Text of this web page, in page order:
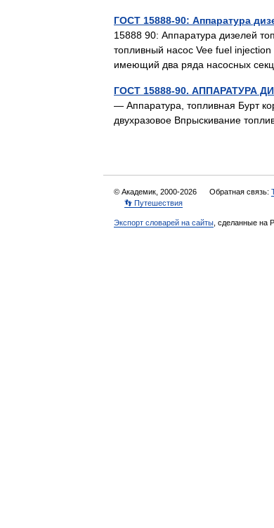
ГОСТ 15888-90: Аппаратура
15888 90: Аппаратура дизелей
топливный насос Vee fuel
имеющий два ряда насосных
ГОСТ 15888-90. АППАРАТУРА
— Аппаратура, топливная Бурт
двухразовое Впрыскивание
© Академик, 2000-2026 Обратная связь:
👣 Путешествия
Экспорт словарей на сайты , сделанные на